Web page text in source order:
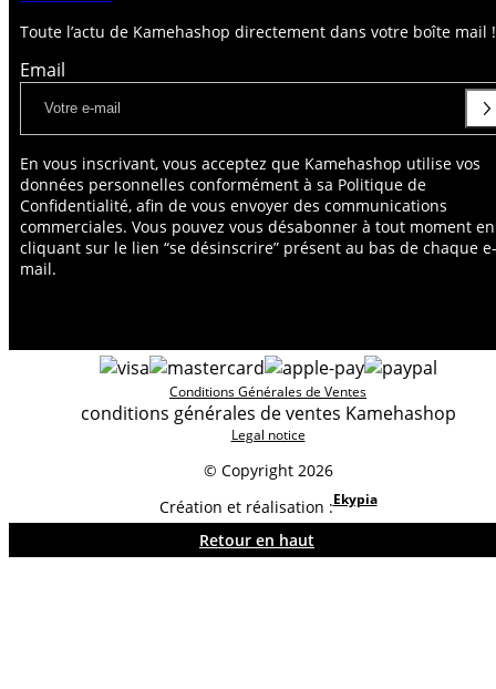
Toute l’actu de Kamehashop directement dans votre boîte mail !
Email
En vous inscrivant, vous acceptez que Kamehashop utilise vos
données personnelles conformément à sa Politique de
Confidentialité, afin de vous envoyer des communications
commerciales. Vous pouvez vous désabonner à tout moment en
cliquant sur le lien “se désinscrire” présent au bas de chaque e-
mail.
© Copyright 2026
Conditions Générales de Ventes
conditions générales de ventes Kamehashop
Legal notice
Création et réalisation :Ekypia
Retour en haut